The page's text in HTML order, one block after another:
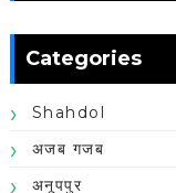
Categories
Shahdol
अजब गजब
अनूपपुर